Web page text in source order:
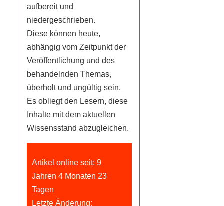
aufbereit und
niedergeschrieben.
Diese können heute,
abhängig vom Zeitpunkt der
Veröffentlichung und des
behandelnden Themas,
überholt und ungültig sein.
Es obliegt den Lesern, diese
Inhalte mit dem aktuellen
Wissensstand abzugleichen.
Artikel online seit: 9
Jahren 4 Monaten 23
Tagen
Letzte Änderung: